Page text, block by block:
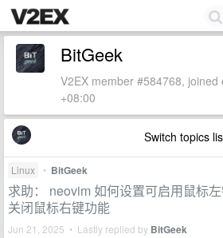
BitGeek
V2EX member #584768,
+08:00
Switch topics
Linux • BitGeek
求助： neovim 如何设置可启用鼠标
关闭鼠标右键功能
Jun 21, 2025 • Lastly replied by BitGeek